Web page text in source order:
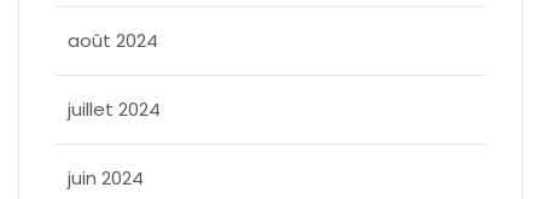
août 2024
juillet 2024
juin 2024